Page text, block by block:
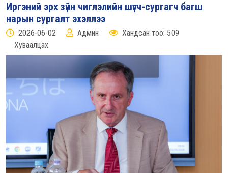
Иргэний эрх зүйн чиглэлийн шүүгч-сургагч багш
нарын сургалт эхэллээ
2026-06-02 Админ
Хандсан тоо: 509
Хуваалцах